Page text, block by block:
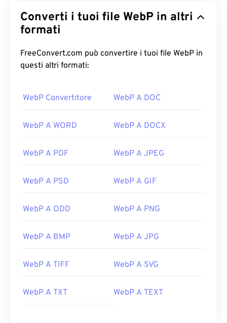
Converti i tuoi file WebP in altri
formati
FreeConvert.com può convertire i tuoi file WebP in
questi altri formati:
WebP Convertitore WebP A DOC
WebP A WORD WebP A DOCX
WebP A PDF WebP A JPEG
WebP A PSD WebP A GIF
WebP A ODD WebP A PNG
WebP A BMP WebP A JPG
WebP A TIFF WebP A SVG
WebP A TXT WebP A TEXT